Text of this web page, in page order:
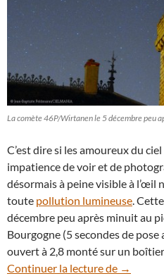
La comète 46P/Wirtanen le 5 décembre peu
C’est dire si les amoureux du
impatience de voir et de
désormais à peine visible à l’œil
toute pollution lumineuse.
décembre peu après minuit au
Bourgogne (5 secondes de
ouvert à 2,8 monté sur un
Continuer la lecture de La
→